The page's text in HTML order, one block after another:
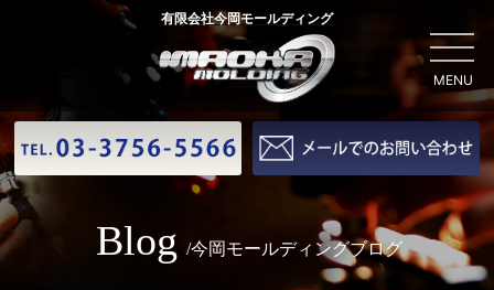
MENU
有限会社今岡モールディング
Blog /今岡モールディングブログ